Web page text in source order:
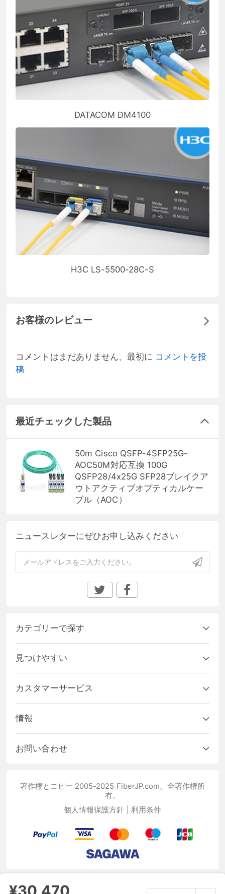
DATACOM DM4100
H3C LS-5500-28C-S
お客様のレビュー
コメントはまだありません、最初に コメントを投
稿
最近チェックした製品
50m Cisco QSFP-4SFP25G-
AOC50M対応互換 100G
QSFP28/4x25G SFP28ブレイクア
ウトアクティブオプティカルケー
ブル（AOC）
ニュースレターにぜひお申し込みください
カテゴリーで探す
見つけやすい
カスタマーサービス
情報
お問い合わせ
著作権とコピー 2005-2025 FiberJP.com。全著作権所
有。
個人情報保護方針
利用条件